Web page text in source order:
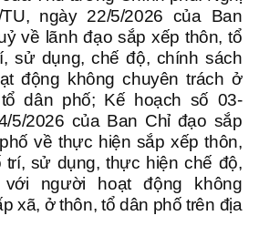
ngày 22/5/2026 của Ban
về lãnh đạo sắp xếp thôn, tổ
sử dụng, chế độ, chính sách
động không chuyên trách ở
dân phố; Kế hoạch số 03-
5/2026 của Ban Chỉ đạo sắp
về thực hiện sắp xếp thôn,
sử dụng, thực hiện chế độ,
người hoạt động không
xã, ở thôn, tổ dân phố trên địa